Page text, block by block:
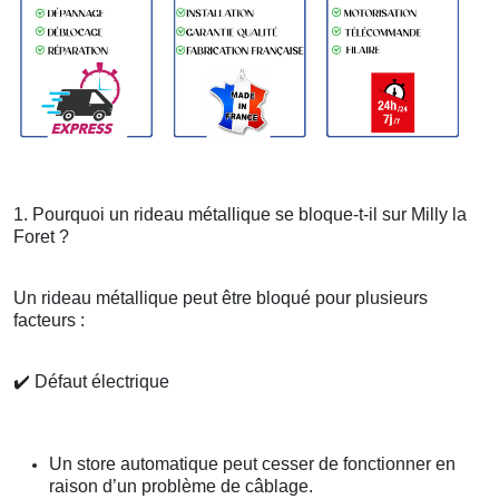
1. Pourquoi un rideau métallique se bloque-t-il sur Milly la
Foret ?
Un rideau métallique peut être bloqué pour plusieurs
facteurs :
✔️ Défaut électrique
Un store automatique peut cesser de fonctionner en
raison d’un problème de câblage.